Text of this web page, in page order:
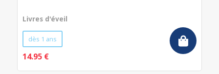
Livres d'éveil
dès 1 ans
14.95 €